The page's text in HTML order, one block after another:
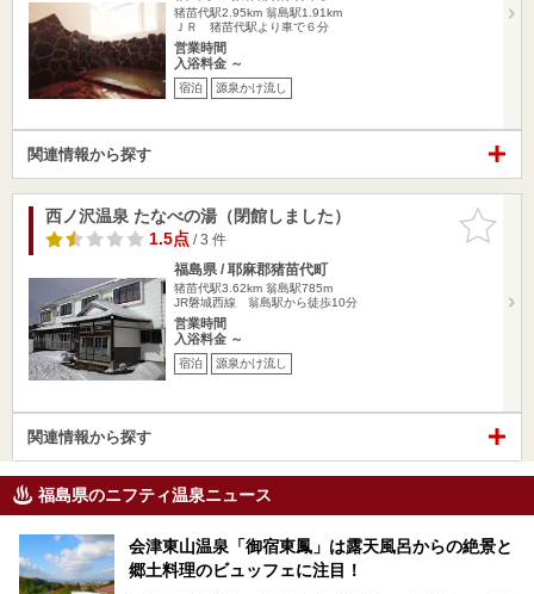
猪苗代駅2.95km 翁島駅1.91km
ＪＲ 猪苗代駅より車で６分
営業時間
入浴料金 ～
宿泊 源泉かけ流し
関連情報から探す
お気に入
りに追加
西ノ沢温泉 たなべの湯（閉館しました）
1.5点/ 3 件
福島県 / 耶麻郡猪苗代町
猪苗代駅3.62km 翁島駅785m
JR磐城西線 翁島駅から徒歩10分
営業時間
入浴料金 ～
宿泊 源泉かけ流し
関連情報から探す
福島県のニフティ温泉ニュース
会津東山温泉「御宿東鳳」は露天風呂からの絶景と
郷土料理のビュッフェに注目！